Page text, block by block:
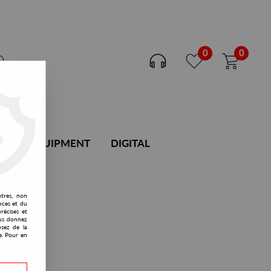
0 0
DJ EQUIPMENT DIGITAL
non
et du
et
donnez
de la
Pour en